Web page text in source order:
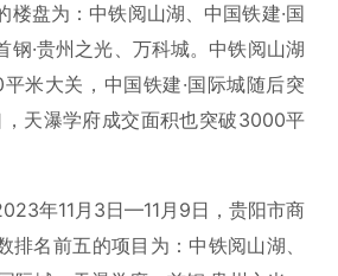
楼盘为：中铁阅山湖、中国铁建·国
钢·贵州之光、万科城。中铁阅山湖
米大关，中国铁建·国际城随后突
天瀑学府成交面积也突破3000平
年11月3日—11月9日，贵阳市商
排名前五的项目为：中铁阅山湖、